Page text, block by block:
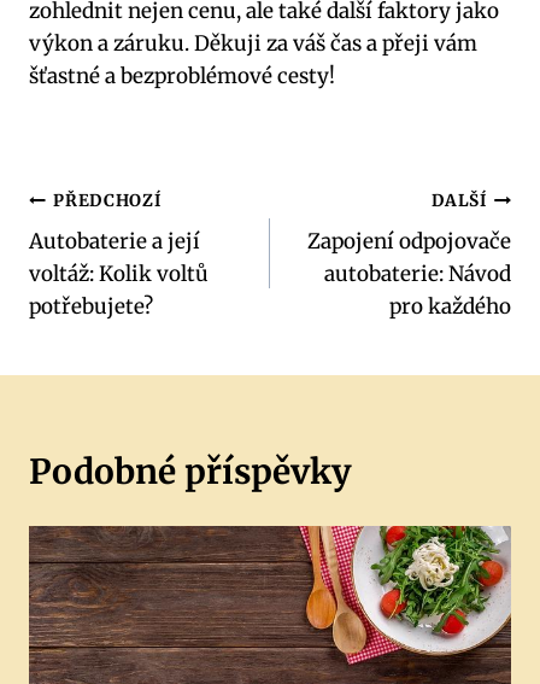
zohlednit ⁣nejen ⁤cenu, ale také ⁣další faktory⁢ jako
výkon a záruku. Děkuji za váš čas a přeji vám
šťastné a ⁤bezproblémové cesty!
Navigace
pro
příspěvek
PŘEDCHOZÍ
Autobaterie a její
voltáž: Kolik voltů
potřebujete?
DALŠÍ
Zapojení odpojovače
autobaterie: Návod
pro každého
Podobné příspěvky